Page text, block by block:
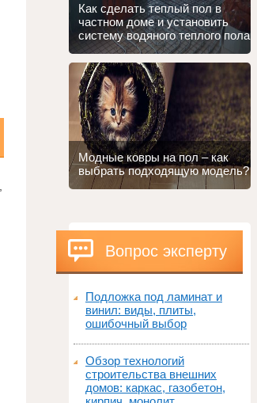
Как сделать теплый пол в
частном доме и установить
систему водяного теплого пола
Модные ковры на пол – как
выбрать подходящую модель?
Вопрос эксперту
Подложка под ламинат и
винил: виды, плиты,
ошибочный выбор
Обзор технологий
строительства внешних
домов: каркас, газобетон,